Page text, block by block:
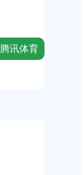
腾讯体育